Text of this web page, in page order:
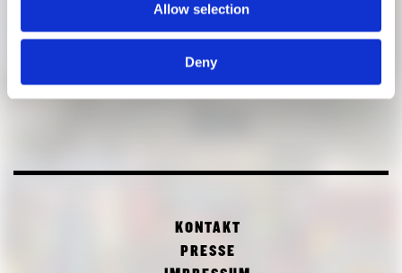
Allow selection
Deny
KONTAKT
PRESSE